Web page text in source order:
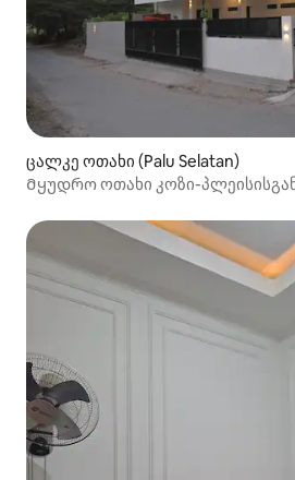
ცალკე ოთახი (Palu Selatan)
Მყუდრო ოთახი კოზი-